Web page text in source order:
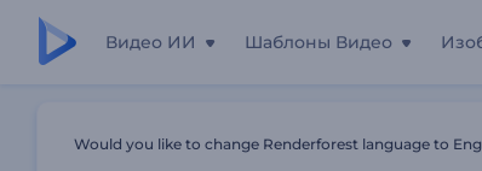
Видео ИИ Шаблоны Видео
Would you like to change Renderforest language to